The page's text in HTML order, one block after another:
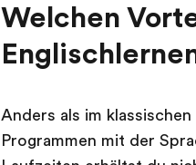
Welchen
Anders als im
Programmen mit der